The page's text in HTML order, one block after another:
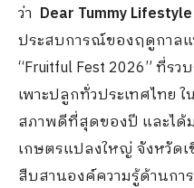
ว่า Dear Tummy
ประสบการณ์ของฤดูกาล
“Fruitful Fest 2026” ที่ร
เพาะปลูกทั่วประเทศไทย
สภาพดีที่สุดของปี และได้
เกษตรแปลงใหญ่ จังหวัด
สืบสานองค์ความรู้ด้านกา